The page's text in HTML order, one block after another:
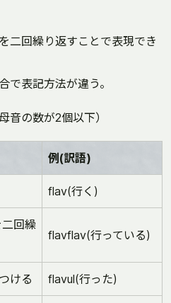
二回繰り返すことで表現でき
で表記方法が違う。
音の数が2個以下）
例(訳語)
flav(行く)
回繰
flavflav(行っている)
ける flavul(行った)